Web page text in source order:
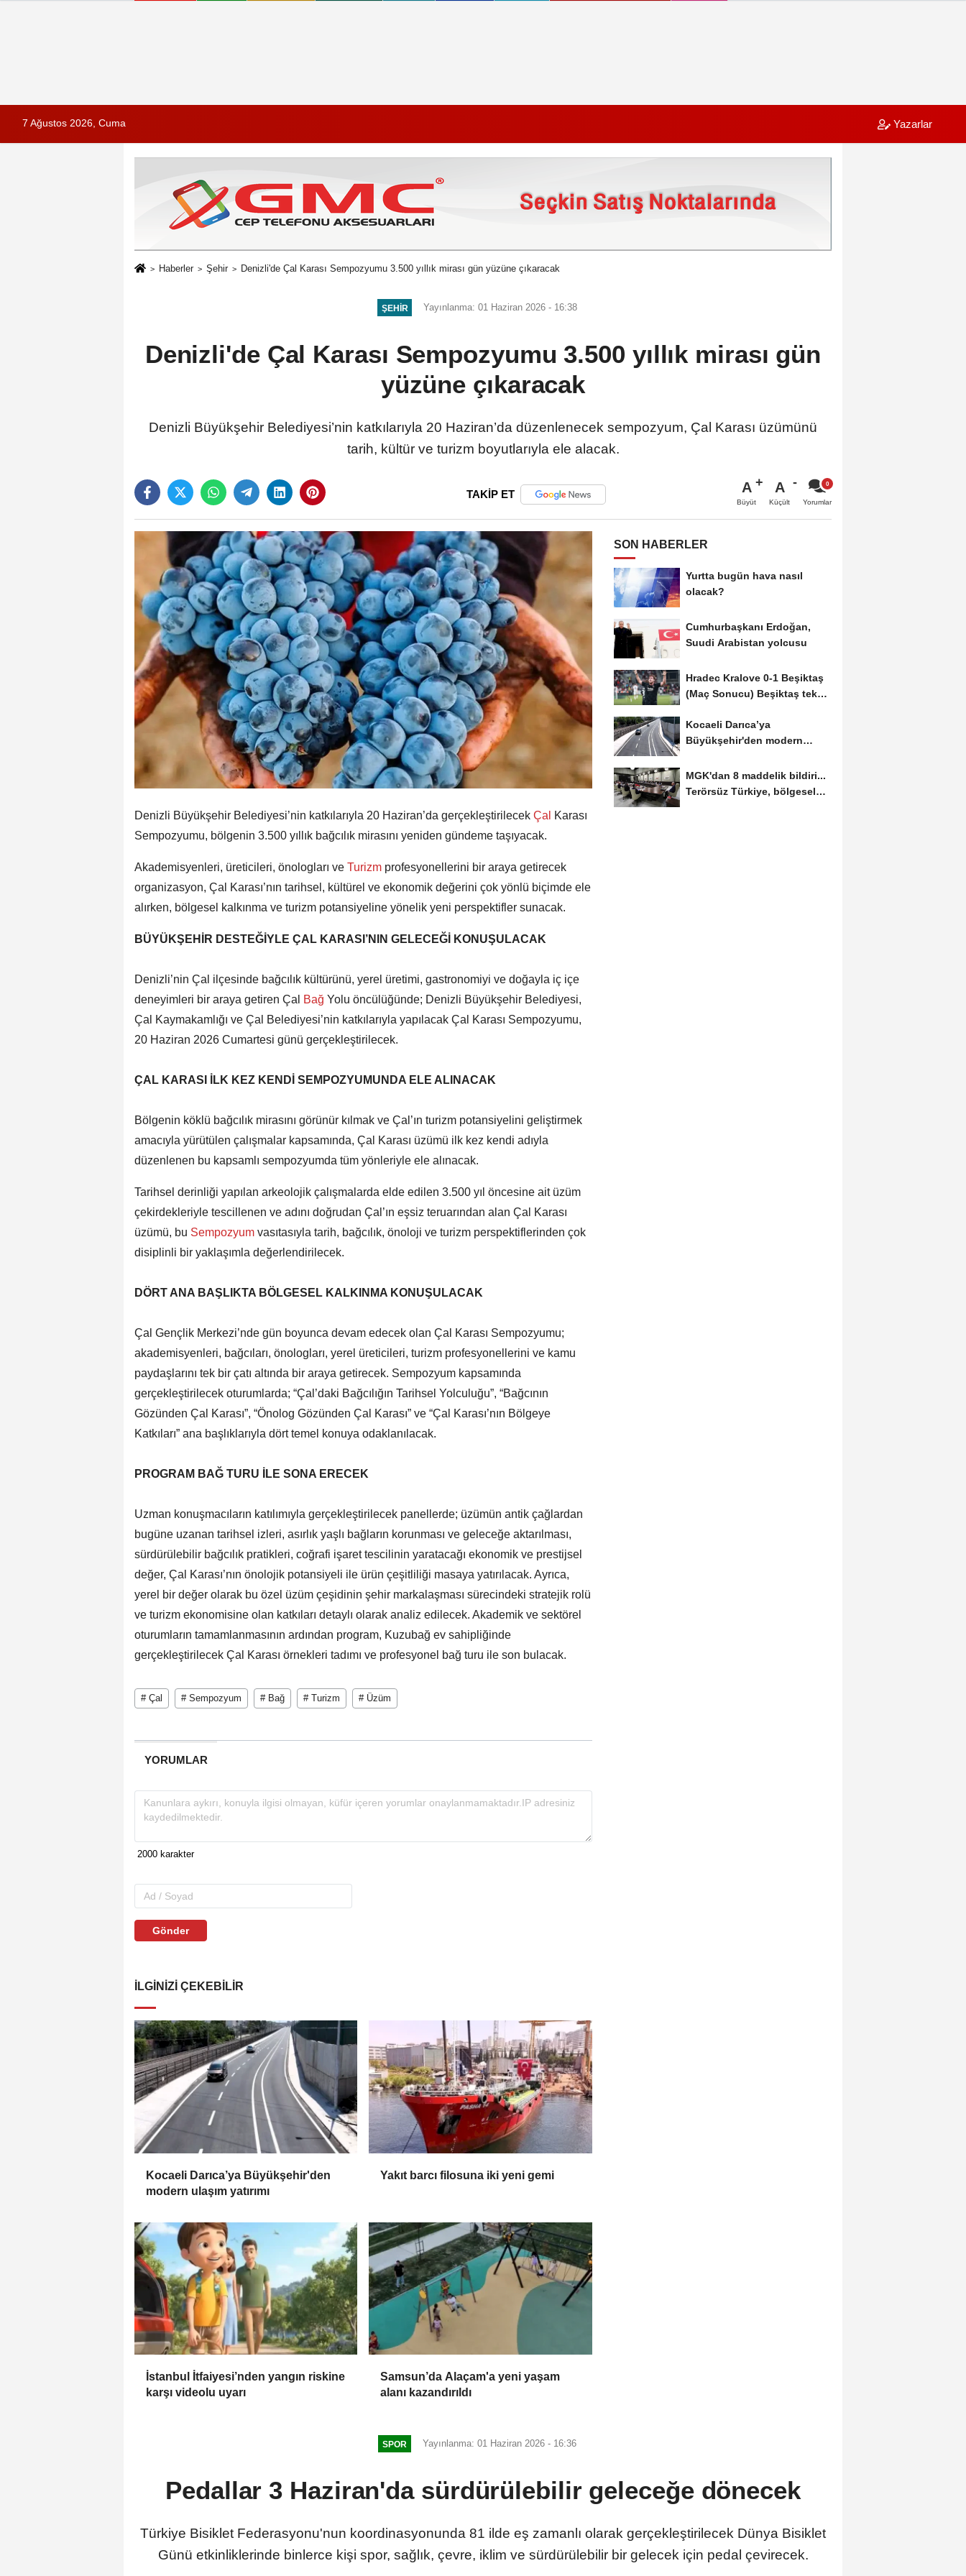
7 Ağustos 2026, Cuma Yazarlar
Haberler Şehir Denizli'de Çal Karası Sempozyumu 3.500 yıllık mirası gün yüzüne çıkaracak
ŞEHIR Yayınlanma: 01 Haziran 2026 - 16:38
Denizli'de Çal Karası Sempozyumu 3.500 yıllık mirası gün
yüzüne çıkaracak
Denizli Büyükşehir Belediyesi’nin katkılarıyla 20 Haziran’da düzenlenecek sempozyum, Çal Karası üzümünü
tarih, kültür ve turizm boyutlarıyla ele alacak.
TAKİP ET A
Büyüt
A
Küçült Yorumlar
Denizli Büyükşehir Belediyesi’nin katkılarıyla 20 Haziran’da gerçekleştirilecek Çal Karası
Sempozyumu, bölgenin 3.500 yıllık bağcılık mirasını yeniden gündeme taşıyacak.
Akademisyenleri, üreticileri, önologları ve Turizm profesyonellerini bir araya getirecek
organizasyon, Çal Karası’nın tarihsel, kültürel ve ekonomik değerini çok yönlü biçimde ele
alırken, bölgesel kalkınma ve turizm potansiyeline yönelik yeni perspektifler sunacak.
BÜYÜKŞEHİR DESTEĞİYLE ÇAL KARASI’NIN GELECEĞİ KONUŞULACAK
Denizli’nin Çal ilçesinde bağcılık kültürünü, yerel üretimi, gastronomiyi ve doğayla iç içe
deneyimleri bir araya getiren Çal Bağ Yolu öncülüğünde; Denizli Büyükşehir Belediyesi,
Çal Kaymakamlığı ve Çal Belediyesi’nin katkılarıyla yapılacak Çal Karası Sempozyumu,
20 Haziran 2026 Cumartesi günü gerçekleştirilecek.
ÇAL KARASI İLK KEZ KENDİ SEMPOZYUMUNDA ELE ALINACAK
Bölgenin köklü bağcılık mirasını görünür kılmak ve Çal’ın turizm potansiyelini geliştirmek
amacıyla yürütülen çalışmalar kapsamında, Çal Karası üzümü ilk kez kendi adıyla
düzenlenen bu kapsamlı sempozyumda tüm yönleriyle ele alınacak.
Tarihsel derinliği yapılan arkeolojik çalışmalarda elde edilen 3.500 yıl öncesine ait üzüm
çekirdekleriyle tescillenen ve adını doğrudan Çal’ın eşsiz teruarından alan Çal Karası
üzümü, bu Sempozyum vasıtasıyla tarih, bağcılık, önoloji ve turizm perspektiflerinden çok
disiplinli bir yaklaşımla değerlendirilecek.
DÖRT ANA BAŞLIKTA BÖLGESEL KALKINMA KONUŞULACAK
Çal Gençlik Merkezi’nde gün boyunca devam edecek olan Çal Karası Sempozyumu;
akademisyenleri, bağcıları, önologları, yerel üreticileri, turizm profesyonellerini ve kamu
paydaşlarını tek bir çatı altında bir araya getirecek. Sempozyum kapsamında
gerçekleştirilecek oturumlarda; “Çal’daki Bağcılığın Tarihsel Yolculuğu”, “Bağcının
Gözünden Çal Karası”, “Önolog Gözünden Çal Karası” ve “Çal Karası’nın Bölgeye
Katkıları” ana başlıklarıyla dört temel konuya odaklanılacak.
PROGRAM BAĞ TURU İLE SONA ERECEK
Uzman konuşmacıların katılımıyla gerçekleştirilecek panellerde; üzümün antik çağlardan
bugüne uzanan tarihsel izleri, asırlık yaşlı bağların korunması ve geleceğe aktarılması,
sürdürülebilir bağcılık pratikleri, coğrafi işaret tescilinin yaratacağı ekonomik ve prestijsel
değer, Çal Karası’nın önolojik potansiyeli ile ürün çeşitliliği masaya yatırılacak. Ayrıca,
yerel bir değer olarak bu özel üzüm çeşidinin şehir markalaşması sürecindeki stratejik rolü
ve turizm ekonomisine olan katkıları detaylı olarak analiz edilecek. Akademik ve sektörel
oturumların tamamlanmasının ardından program, Kuzubağ ev sahipliğinde
gerçekleştirilecek Çal Karası örnekleri tadımı ve profesyonel bağ turu ile son bulacak.
# Çal # Sempozyum # Bağ # Turizm # Üzüm
YORUMLAR
Gönder
İLGINIZI ÇEKEBILIR
Kocaeli Darıca’ya Büyükşehir'den
modern ulaşım yatırımı
Yakıt barcı filosuna iki yeni gemi
İstanbul İtfaiyesi’nden yangın riskine
karşı videolu uyarı
Samsun’da Alaçam'a yeni yaşam
alanı kazandırıldı
SON HABERLER
Yurtta bugün hava nasıl
olacak?
Cumhurbaşkanı Erdoğan,
Suudi Arabistan yolcusu
Hradec Kralove 0-1 Beşiktaş
(Maç Sonucu) Beşiktaş tek
Kocaeli Darıca’ya
Büyükşehir'den modern
MGK'dan 8 maddelik bildiri...
Terörsüz Türkiye, bölgesel
SPOR Yayınlanma: 01 Haziran 2026 - 16:36
Pedallar 3 Haziran'da sürdürülebilir geleceğe dönecek
Türkiye Bisiklet Federasyonu'nun koordinasyonunda 81 ilde eş zamanlı olarak gerçekleştirilecek Dünya Bisiklet
Günü etkinliklerinde binlerce kişi spor, sağlık, çevre, iklim ve sürdürülebilir bir gelecek için pedal çevirecek.